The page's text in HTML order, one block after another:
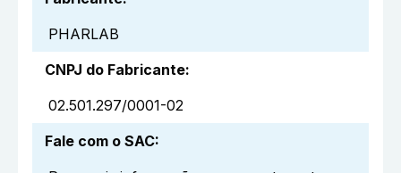
PHARLAB
CNPJ do Fabricante:
02.501.297/0001-02
Fale com o SAC: